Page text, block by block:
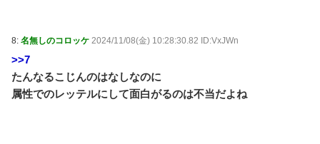
8: 名無しのコロッケ 2024/11/08(金) 10:28:30.82 ID:VxJWn
>>7
たんなるこじんのはなしなのに
属性でのレッテルにして面白がるのは不当だよね